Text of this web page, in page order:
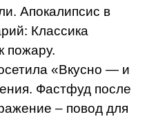
Апокалипсис в
Классика
пожару.
«Вкусно — и
Фастфуд после
– повод для